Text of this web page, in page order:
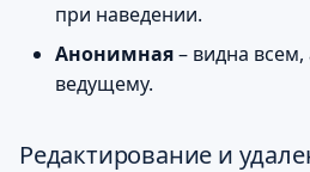
Удаление предметов
Сценарии
при наведении.
Анонимная– видна
ведущему.
Редактирование и